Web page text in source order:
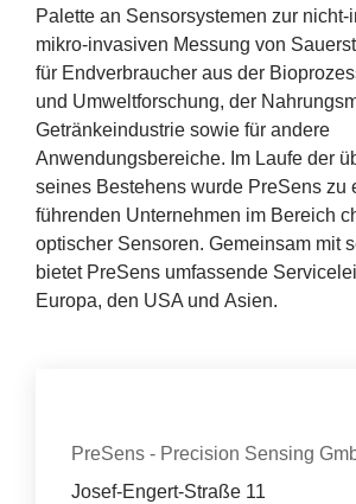
Fördermöglichkeiten
Presse
Aktuelles
Palette an Sensorsystemen zur nicht-
mikro-invasiven Messung von
für Endverbraucher aus der
und Umweltforschung, der
Getränkeindustrie sowie für andere
Anwendungsbereiche. Im Laufe der
seines Bestehens wurde PreSens zu
führenden Unternehmen im Bereich
optischer Sensoren. Gemeinsam mit
bietet PreSens umfassende
Europa, den USAund Asien.
Organisation
PreSens - Precision Sensing
Josef-Engert-Straße 11